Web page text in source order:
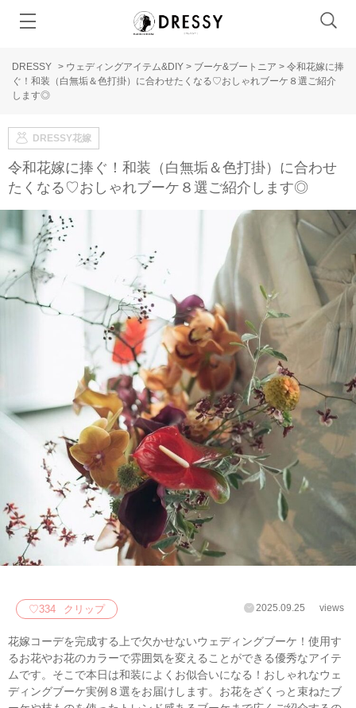
DRESSY > ウェディングアイテム&DIY > ブーケ&ブートニア > 令和花嫁に捧
ぐ！和装（白無垢＆色打掛）に合わせたくなる♡おしゃれブーケ８選ご紹介
します◎
DRESSY花嫁
令和花嫁に捧ぐ！和装（白無垢＆色打掛）に合わせ
たくなる♡おしゃれブーケ８選ご紹介します◎
♡334 クリップ 2025.09.25 views
花嫁コーデを完成する上で欠かせないウェディングブーケ！使用す
るお花やお花のカラーで雰囲気を変えることができる優秀なアイテ
ムです。そこで本日は和装によくお似合いになる！おしゃれなウェ
ディングブーケ実例８選をお届けします。お花をざくっと束ねたブ